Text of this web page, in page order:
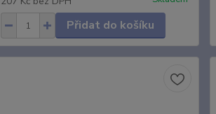
Přidat do košíku